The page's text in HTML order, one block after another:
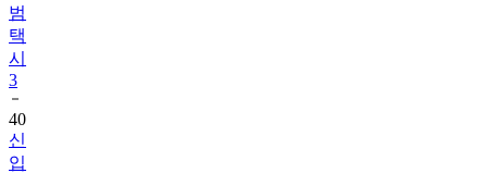
범
택
시
3
40
신
입